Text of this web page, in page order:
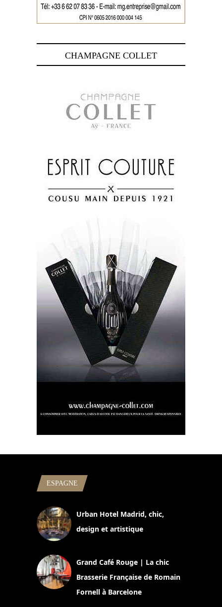
CHAMPAGNE COLLET
ESPAGNE
Urban Hotel Madrid, chic,
design et artistique
Grand Café Rouge | La chic
Brasserie Française de Romain
Fornell à Barcelone